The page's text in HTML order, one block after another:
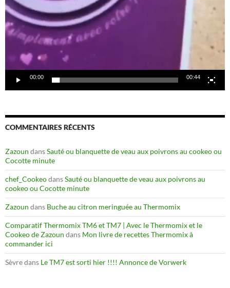
00:00 00:44
COMMENTAIRES RÉCENTS
Zazoun dansSauté ou blanquette de veau aux poivrons au cookeo ou
Cocotte minute
chef_CookeodansSauté ou blanquette de veau aux poivrons au
cookeo ou Cocotte minute
Zazoun dans Buche au citron meringuée au Thermomix
Comparatif Thermomix TM6 et TM7 | Avec le Thermomix et le
Cookeo de Zazoun dans Mon livre de recettes Thermomix à
commander ici
Sèvredans Le TM7 est sorti hier !!!! Annonce de Vorwerk